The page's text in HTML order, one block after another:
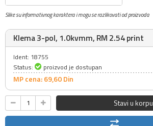
Slike su informativnog karaktera i mogu se razlikovati od proizvoda
Klema 3-pol, 1.0kvmm, RM 2.54 print
Ident: 18755
Status:
proizvod je dostupan
MP cena: 69,60Din
Stavi u korpu